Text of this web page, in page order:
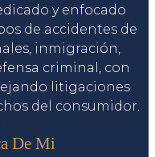
y enfocado
de accidentes de
inmigración,
criminal, con
litigaciones
del consumidor.
De Mi